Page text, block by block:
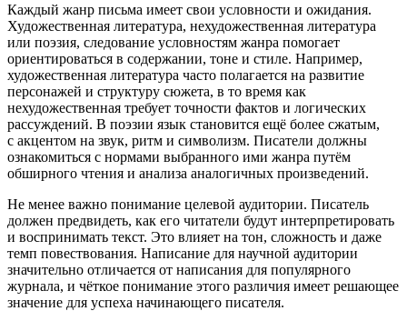
Каждый жанр письма имеет свои условности и ожидания.
Художественная литература, нехудожественная литература
или поэзия, следование условностям жанра помогает
ориентироваться в содержании, тоне и стиле. Например,
художественная литература часто полагается на развитие
персонажей и структуру сюжета, в то время как
нехудожественная требует точности фактов и логических
рассуждений. В поэзии язык становится ещё более сжатым,
с акцентом на звук, ритм и символизм. Писатели должны
ознакомиться с нормами выбранного ими жанра путём
обширного чтения и анализа аналогичных произведений.
Не менее важно понимание целевой аудитории. Писатель
должен предвидеть, как его читатели будут интерпретировать
и воспринимать текст. Это влияет на тон, сложность и даже
темп повествования. Написание для научной аудитории
значительно отличается от написания для популярного
журнала, и чёткое понимание этого различия имеет решающее
значение для успеха начинающего писателя.